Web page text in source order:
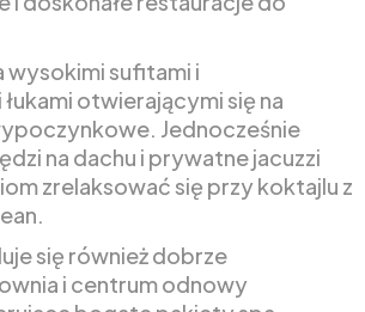
wysokimi sufitami i
otwierającymi się na
Jednocześnie
na dachu i prywatne jacuzzi
zrelaksować się przy koktajlu z
się również dobrze
i centrum odnowy